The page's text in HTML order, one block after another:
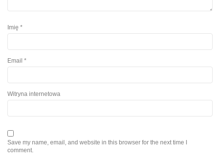
Imię *
Email *
Witryna internetowa
Save my name, email, and website in this browser for the next time I
comment.